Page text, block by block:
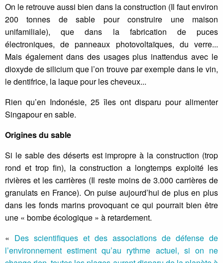
On le retrouve aussi bien dans la construction (Il faut environ
200 tonnes de sable pour construire une maison
unifamiliale), que dans la fabrication de puces
électroniques, de panneaux photovoltaïques, du verre...
Mais également dans des usages plus inattendus avec le
dioxyde de silicium que l’on trouve par exemple dans le vin,
le dentifrice, la laque pour les cheveux...
Rien qu’en Indonésie, 25 îles ont disparu pour alimenter
Singapour en sable.
Origines du sable
Si le sable des déserts est impropre à la construction (trop
rond et trop fin), la construction a longtemps exploité les
rivières et les carrières (Il reste moins de 3.000 carrières de
granulats en France). On puise aujourd’hui de plus en plus
dans les fonds marins provoquant ce qui pourrait bien être
une « bombe écologique » à retardement.
« Des scientifiques et des associations de défense de
l’environnement estiment qu’au rythme actuel, si on ne